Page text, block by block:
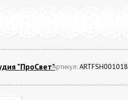
"ПроСвет"Артикул: ARTFSH001018